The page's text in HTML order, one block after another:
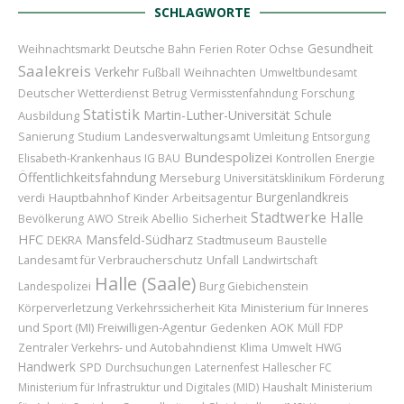
SCHLAGWORTE
Weihnachtsmarkt Deutsche Bahn Ferien Roter Ochse Gesundheit
Saalekreis Verkehr Fußball Weihnachten Umweltbundesamt
Deutscher Wetterdienst Betrug Vermisstenfahndung Forschung
Ausbildung Statistik Martin-Luther-Universität Schule
Sanierung Studium Landesverwaltungsamt Umleitung Entsorgung
Elisabeth-Krankenhaus IG BAU Bundespolizei Kontrollen Energie
Öffentlichkeitsfahndung Merseburg Universitätsklinikum Förderung
verdi Hauptbahnhof Kinder Arbeitsagentur Burgenlandkreis
Bevölkerung AWO Streik Abellio Sicherheit Stadtwerke Halle
HFC DEKRA Mansfeld-Südharz Stadtmuseum Baustelle
Landesamt für Verbraucherschutz Unfall Landwirtschaft
Landespolizei Halle (Saale) Burg Giebichenstein
Körperverletzung Verkehrssicherheit Kita Ministerium für Inneres
und Sport (MI) Freiwilligen-Agentur Gedenken AOK Müll FDP
Zentraler Verkehrs- und Autobahndienst Klima Umwelt HWG
Handwerk SPD Durchsuchungen Laternenfest Hallescher FC
Ministerium für Infrastruktur und Digitales (MID) Haushalt Ministerium